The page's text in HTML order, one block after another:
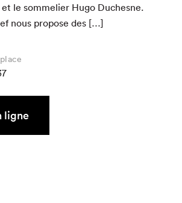
le som­me­li­er Hugo Duch­esne.
nous pro­pose des […]
ligne